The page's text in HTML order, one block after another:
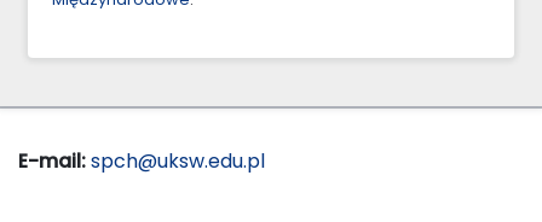
E-mail:spch@uksw.edu.pl